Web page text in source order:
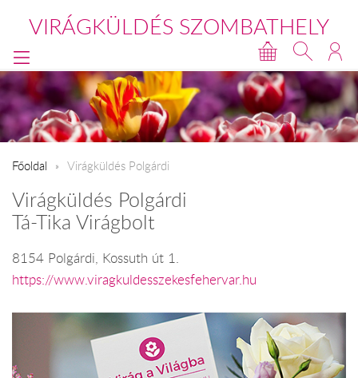
VIRÁGKÜLDÉS SZOMBATHELY
Főoldal Virágküldés Polgárdi
Virágküldés Polgárdi
Tá-Tika Virágbolt
8154 Polgárdi, Kossuth út 1.
https://www.viragkuldesszekesfehervar.hu